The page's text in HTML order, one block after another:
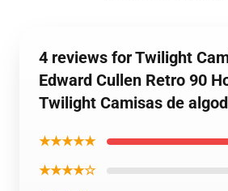
4 reviews for Twilight
Edward Cullen Retro 90
Twilight Camisas de
★★★★★
★★★★☆